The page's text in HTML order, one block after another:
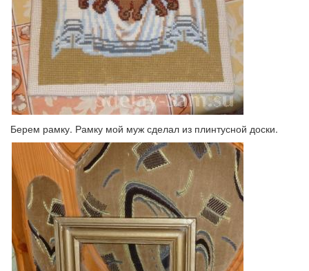
Берем рамку. Рамку мой муж сделал из плинтусной доски.